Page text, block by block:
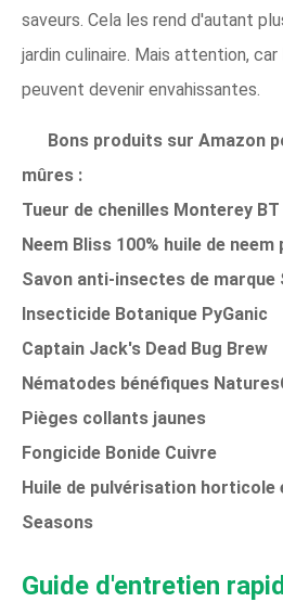
saveurs. Cela les rend d'autant
jardin culinaire. Mais attention,
peuvent devenir envahissantes.
Bons produits sur Amazon
mûres :
Tueur de chenilles Monterey BT
Neem Bliss 100% huile de
Savon anti-insectes de marque
Insecticide Botanique PyGanic
Captain Jack's Dead Bug Brew
Nématodes bénéfiques
Pièges collants jaunes
Fongicide Bonide Cuivre
Huile de pulvérisation horticole
Seasons
Guide d'entretien